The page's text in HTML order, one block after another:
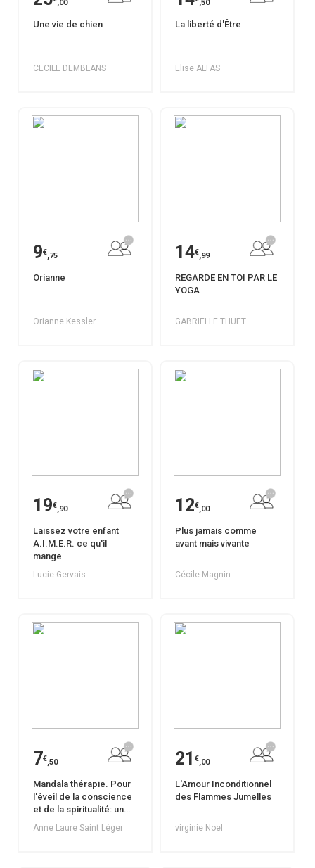
,00
Une vie de chien
CECILE DEMBLANS
,50
La liberté d'Être
Elise ALTAS
9€,75
Orianne
Orianne Kessler
14€,99
REGARDE EN TOI PAR LE
YOGA
GABRIELLE THUET
19€,90
Laissez votre enfant
A.I.M.E.R. ce qu'il
mange
Lucie Gervais
12€,00
Plus jamais comme
avant mais vivante
Cécile Magnin
7€,50
Mandala thérapie. Pour
l'éveil de la conscience
et de la spiritualité: un
chemin de reconnexion
Anne Laure Saint Léger
21 €,00
L'Amour Inconditionnel
des Flammes Jumelles
virginie Noel